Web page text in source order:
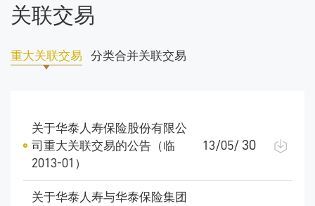
关联交易
重大关联交易 分类合并关联交易
关于华泰人寿保险股份有限公
司重大关联交易的公告（临
2013-01）
13/05/ 30
关于华泰人寿与华泰保险集团